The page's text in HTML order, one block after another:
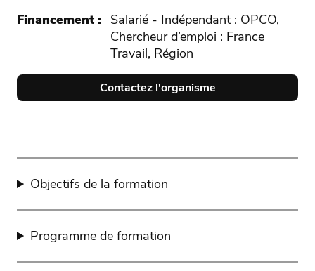
Financement
Salarié - Indépendant : OPCO,
Chercheur d’emploi : France
Travail, Région
Contactez l'organisme
Objectifs de la formation
Programme de formation